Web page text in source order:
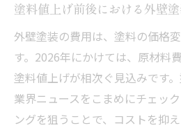
塗料値上げ前後における外壁
外壁塗装の費用は、塗料の価格
す。2026年にかけては、原材料
塗料値上げが相次ぐ見込みです
業界ニュースをこまめにチェッ
ングを狙うことで、コストを抑